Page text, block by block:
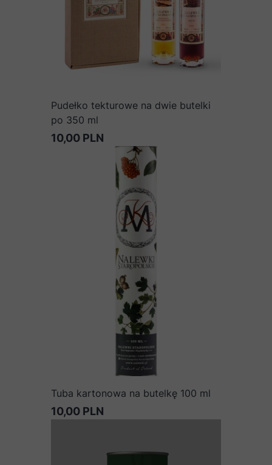
Pudełko tekturowe na dwie butelki
po 350 ml
10,00 PLN
Tuba kartonowa na butelkę 100 ml
10,00 PLN